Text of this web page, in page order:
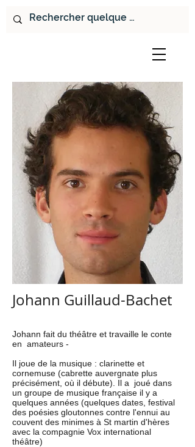
Johann Guillaud-Bachet
Johann fait du théâtre et travaille le conte
en amateurs -
Il joue de la musique : clarinette et
cornemuse (cabrette auvergnate plus
précisément, où il débute). Il a joué dans
un groupe de musique française il y a
quelques années (quelques dates, festival
des poésies gloutonnes contre l'ennui au
couvent des minimes à St martin d'hères
avec la compagnie Vox international
théâtre)